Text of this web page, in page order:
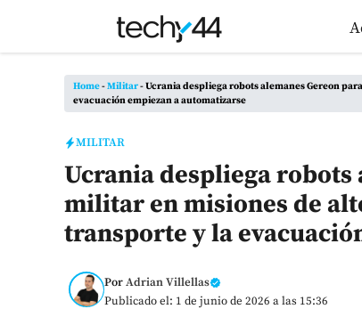
Home-Militar-Ucrania despliega robots alemanes Gereon
evacuación empiezan a automatizarse
MILITAR
Ucrania despliega robots
militar en misiones de
transporte y la
PorAdrian Villellas
Publicado el: 1 de junio de 2026 a las 15:36